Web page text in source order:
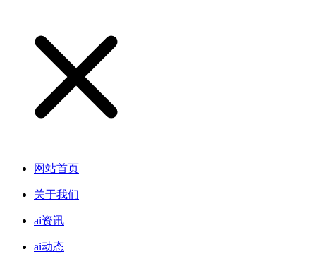
网站首页
关于我们
ai资讯
ai动态